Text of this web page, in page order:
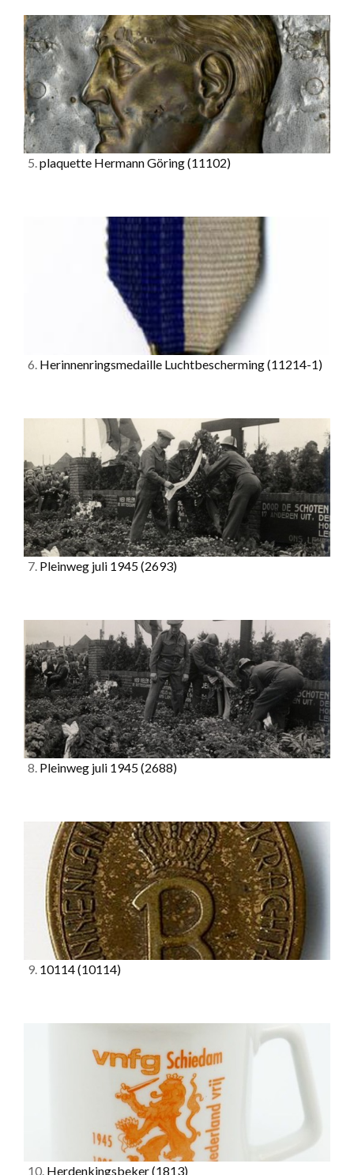
5.plaquette Hermann Göring(11102)
6. Herinnenringsmedaille Luchtbescherming(11214-1)
7. Pleinweg juli 1945(2693)
8. Pleinweg juli 1945(2688)
9. 10114(10114)
10. Herdenkingsbeker(1813)